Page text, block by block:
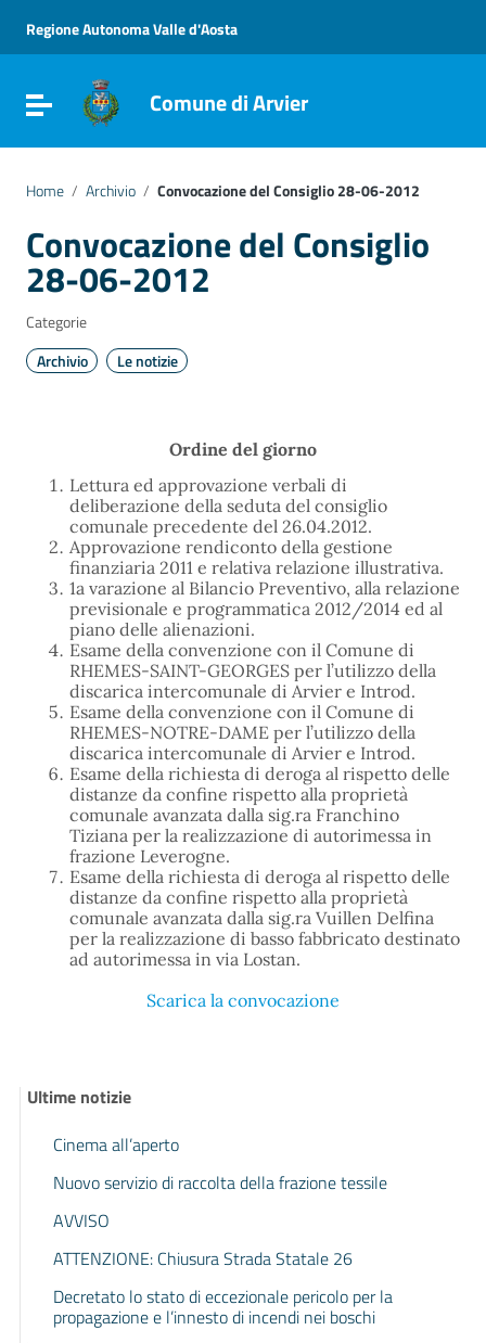
Vai al menu di navigazione
Vai al footer
Regione Autonoma Valle d'Aosta
Attiva / disattiva la navigazione
Comune di Arvier
Home / Archivio / Convocazione del Consiglio 28-06-2012
Convocazione del Consiglio
28-06-2012
Categorie
Archivio
Le notizie
Ordine del giorno
Lettura ed approvazione verbali di
deliberazione della seduta del consiglio
comunale precedente del 26.04.2012.
Approvazione rendiconto della gestione
finanziaria 2011 e relativa relazione illustrativa.
1a varazione al Bilancio Preventivo, alla relazione
previsionale e programmatica 2012/2014 ed al
piano delle alienazioni.
Esame della convenzione con il Comune di
RHEMES-SAINT-GEORGES per l’utilizzo della
discarica intercomunale di Arvier e Introd.
Esame della convenzione con il Comune di
RHEMES-NOTRE-DAME per l’utilizzo della
discarica intercomunale di Arvier e Introd.
Esame della richiesta di deroga al rispetto delle
distanze da confine rispetto alla proprietà
comunale avanzata dalla sig.ra Franchino
Tiziana per la realizzazione di autorimessa in
frazione Leverogne.
Esame della richiesta di deroga al rispetto delle
distanze da confine rispetto alla proprietà
comunale avanzata dalla sig.ra Vuillen Delfina
per la realizzazione di basso fabbricato destinato
ad autorimessa in via Lostan.
Scarica la convocazione
Ultime notizie
Cinema all’aperto
Nuovo servizio di raccolta della frazione tessile
AVVISO
ATTENZIONE: Chiusura Strada Statale 26
Decretato lo stato di eccezionale pericolo per la
propagazione e l’innesto di incendi nei boschi